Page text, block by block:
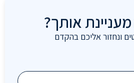
אותך?
ונחזור אליכם בהקדם